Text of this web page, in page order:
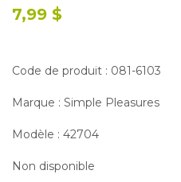
7,99 $
Code de produit : 081-6103
Marque : Simple Pleasures
Modèle : 42704
Non disponible